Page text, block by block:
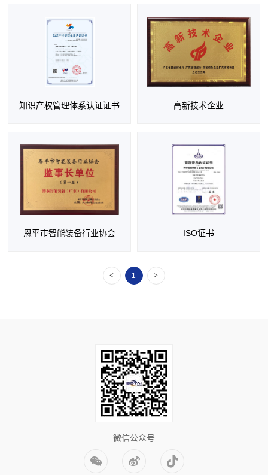
知识产权管理体系认证证书 高新技术企业
恩平市智能装备行业协会 ISO证书
< 1 >
微信公众号